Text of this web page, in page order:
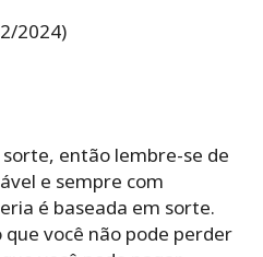
2024)
então lembre-se de
e sempre com
é baseada em sorte.
você não pode perder